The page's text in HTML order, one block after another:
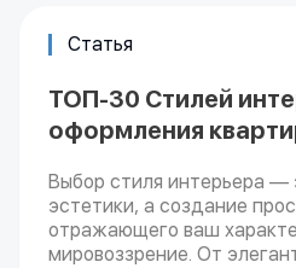
Статья
ТОП-30 Стилей
оформления
Выбор стиля интерьера —
эстетики, а создание
отражающего ваш
мировоззрение. От